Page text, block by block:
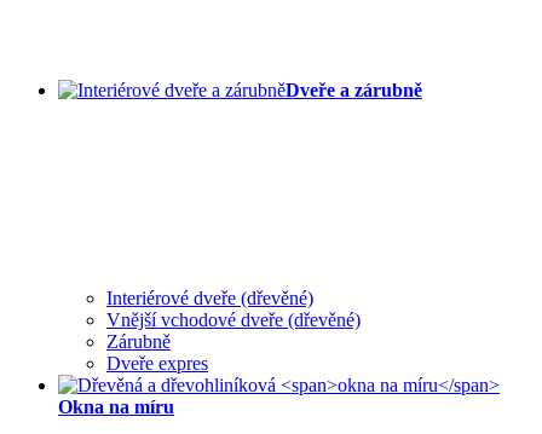
Dveře a zárubně
Interiérové dveře (dřevěné)
Vnější vchodové dveře (dřevěné)
Zárubně
Dveře expres
Okna na míru